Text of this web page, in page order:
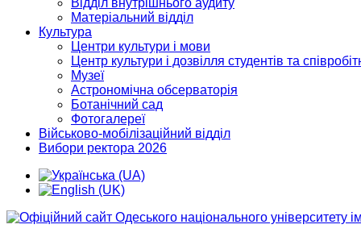
Відділ внутрішнього аудиту
Матеріальний відділ
Культура
Центри культури і мови
Центр культури і дозвілля студентів та
Музеї
Астрономічна обсерваторія
Ботанічний сад
Фотогалереї
Військово-мобілізаційний відділ
Вибори ректора 2026